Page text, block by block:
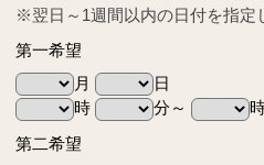
※翌日～1週間以内の日付を指定
第一希望
月
日
時
分～
第二希望